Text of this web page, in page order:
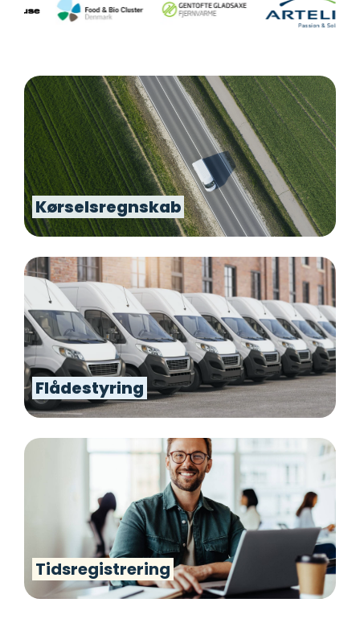
Kørselsregnskab
Flådestyring
Tidsregistrering